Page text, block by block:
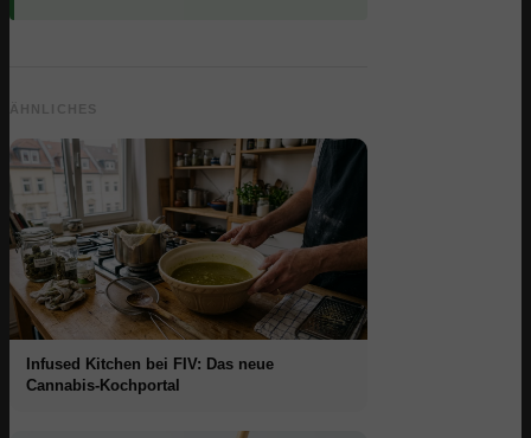
ÄHNLICHES
Infused Kitchen bei FIV: Das neue
Cannabis-Kochportal